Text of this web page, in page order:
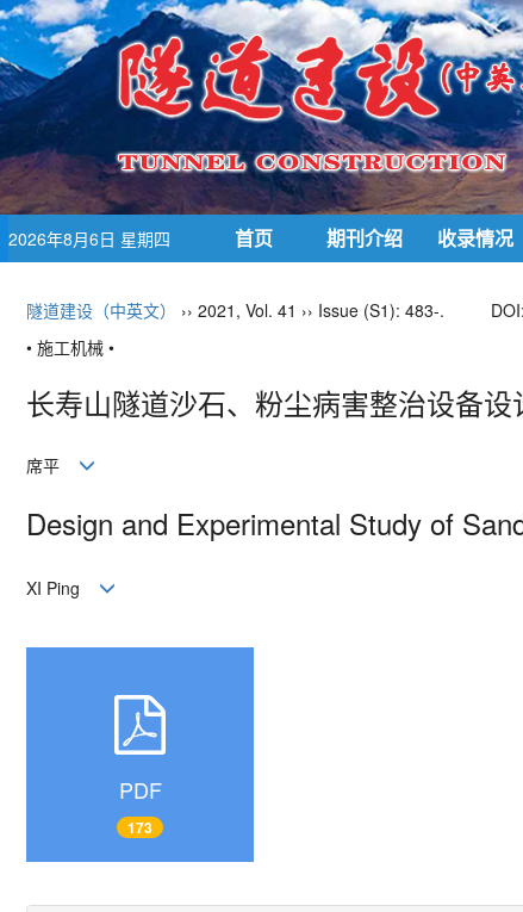
2026年8月6日 星期四 首页 期刊介绍 收录情况
隧道建设（中英文） ›› 2021, Vol. 41 ›› Issue (S1): 483-. DOI:
• 施工机械 •
长寿山隧道沙石、粉尘病害整治设备
席平
Design and Experimental Study of
XI Ping
PDF
173